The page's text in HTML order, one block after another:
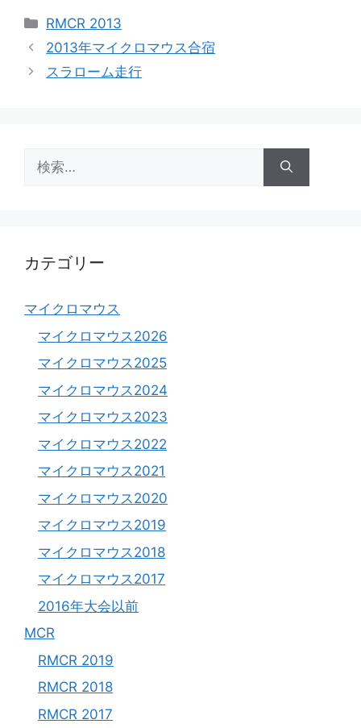
カ
テ
リ
RMCR 2013
2013年マイクロマウス合宿
スラローム走行
索:
カテゴリー
マイクロマウス
マイクロマウス2026
マイクロマウス2025
マイクロマウス2024
マイクロマウス2023
マイクロマウス2022
マイクロマウス2021
マイクロマウス2020
マイクロマウス2019
マイクロマウス2018
マイクロマウス2017
2016年大会以前
MCR
RMCR 2019
RMCR 2018
RMCR 2017